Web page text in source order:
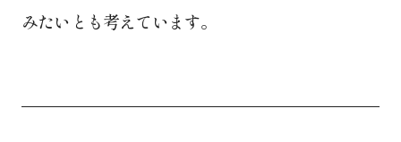
みたいとも考えています。